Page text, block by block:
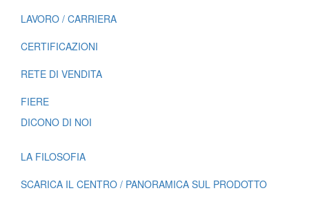
LAVORO / CARRIERA
CERTIFICAZIONI
RETE DI VENDITA
FIERE
DICONO DI NOI
LA FILOSOFIA
SCARICA IL CENTRO / PANORAMICA SUL PRODOTTO